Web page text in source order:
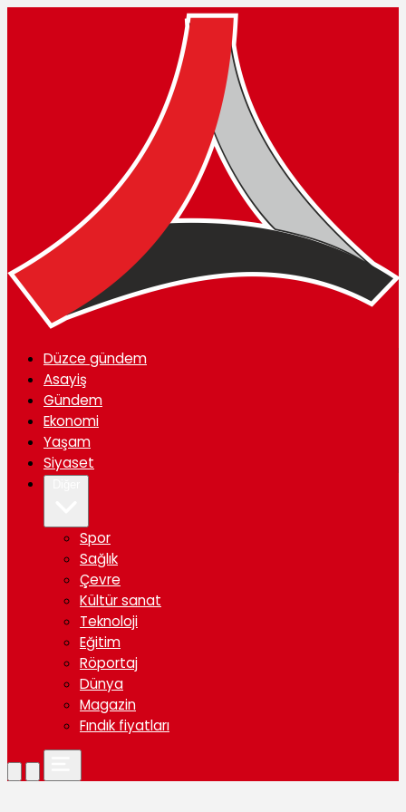
Düzce gündem
Asayiş
Gündem
Ekonomi
Yaşam
Siyaset
Spor
Sağlık
Çevre
Kültür sanat
Teknoloji
Eğitim
Röportaj
Dünya
Magazin
Fındık fiyatları